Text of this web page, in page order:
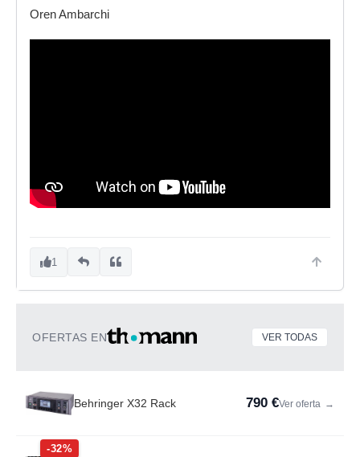
Oren Ambarchi
1
OFERTAS EN VER TODAS
Behringer X32 Rack 790 €Ver oferta →
-32%